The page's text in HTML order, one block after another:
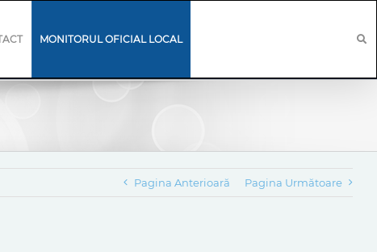
MONITORUL OFICIAL LOCAL
Pagina Anterioară Pagina Următoare